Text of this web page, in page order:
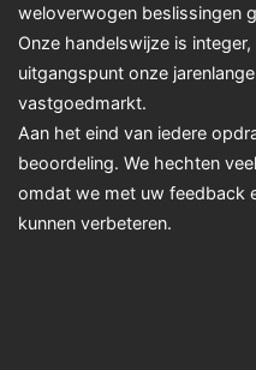
weloverwogen beslissingen
Onze handelswijze is
uitgangspunt onze
vastgoedmarkt.
Aan het eind van iedere
beoordeling. We hechten
omdat we met uw feedback
kunnen verbeteren.